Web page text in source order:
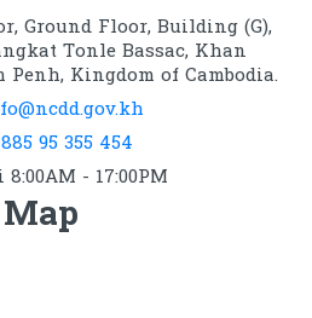
Floor, Building (G),
Tonle Bassac, Khan
Kingdom of Cambodia.
95 355 454
- 17:00PM
Map